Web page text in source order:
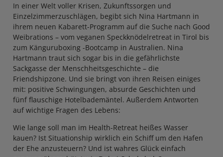
In einer Welt voller Krisen, Zukunftssorgen und
Einzelzimmerzuschlägen, begibt sich Nina Hartmann in
ihrem neuen Kabarett-Programm auf die Suche nach Good
Weibrations – vom veganen Speckknödelretreat in Tirol bis
zum Känguruboxing -Bootcamp in Australien. Nina
Hartmann traut sich sogar bis in die gefährlichste
Sackgasse der Menschheitsgeschichte – die
Friendshipzone. Und sie bringt von ihren Reisen einiges
mit: positive Schwingungen, absurde Geschichten und
fünf flauschige Hotelbademäntel. Außerdem Antworten
auf wichtige Fragen des Lebens:
Wie lange soll man im Health-Retreat heißes Wasser
kauen? Ist Situationship wirklich ein Schiff um den Hafen
der Ehe anzusteuern? Und ist wahres Glück einfach